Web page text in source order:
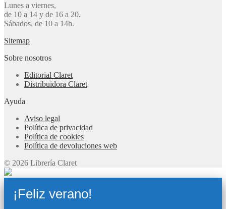
Lunes a viernes,
de 10 a 14 y de 16 a 20.
Sábados, de 10 a 14h.
Sitemap
Sobre nosotros
Editorial Claret
Distribuidora Claret
Ayuda
Aviso legal
Política de privacidad
Política de cookies
Política de devoluciones web
© 2026 Librería Claret
¡Feliz verano!